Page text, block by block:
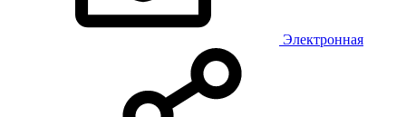
Электронная